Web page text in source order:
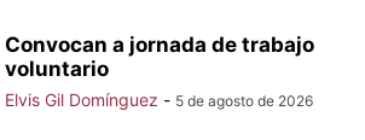
Convocan a jornada de trabajo
voluntario
Elvis Gil Domínguez - 5 de agosto de 2026